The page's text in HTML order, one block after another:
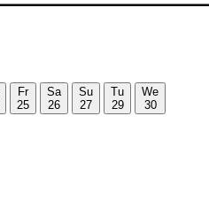
Fr
25
Sa
26
Su
27
Tu
29
We
30